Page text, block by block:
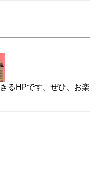
るHPです。ぜひ、お楽